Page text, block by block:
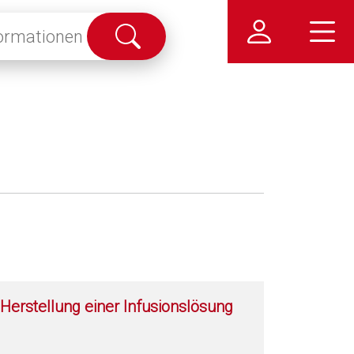
Suche
abschicken
einer Infusionslösung